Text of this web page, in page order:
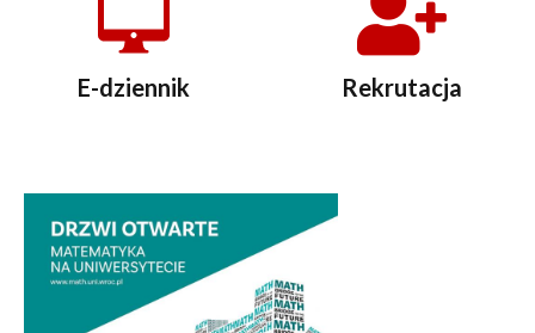
E-dziennik Rekrutacja